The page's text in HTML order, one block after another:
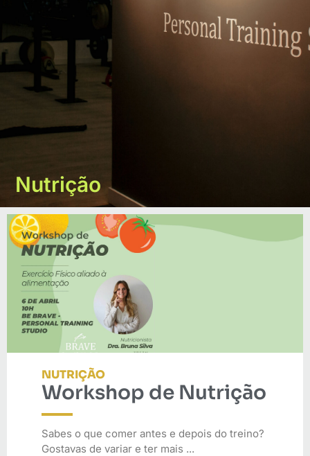
Nutrição
NUTRIÇÃO
Workshop de Nutrição
Sabes o que comer antes e depois do treino?
Gostavas de variar e ter mais ...